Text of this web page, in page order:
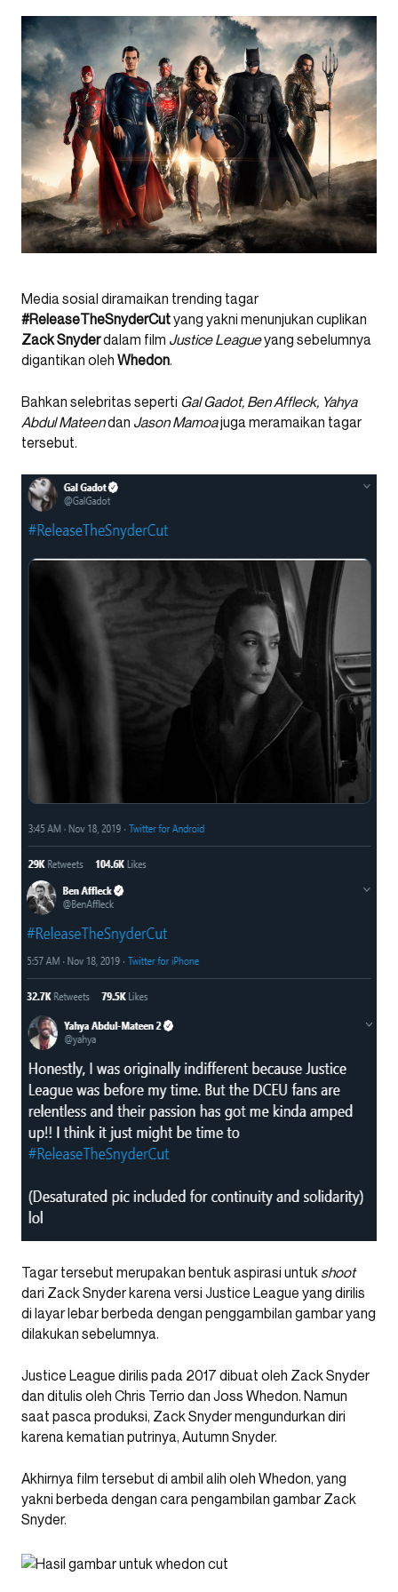
Media sosial diramaikan trending tagar
#ReleaseTheSnyderCutyang yakni menunjukan cuplikan
Zack Snyderdalam film Justice Leagueyang sebelumnya
digantikan oleh Whedon.
Bahkan selebritas seperti Gal Gadot, Ben Affleck, Yahya
Abdul Mateendan Jason Mamoajuga meramaikan tagar
tersebut.
Tagar tersebut merupakan bentuk aspirasi untuk shoot
dari Zack Snyder karena versi Justice League yang dirilis
di layar lebar berbeda dengan penggambilan gambar yang
dilakukan sebelumnya.
Justice League dirilis pada 2017 dibuat oleh Zack Snyder
dan ditulis oleh Chris Terrio dan Joss Whedon. Namun
saat pasca produksi, Zack Snyder mengundurkan diri
karena kematian putrinya, Autumn Snyder.
Akhirnya film tersebut di ambil alih oleh Whedon, yang
yakni berbeda dengan cara pengambilan gambar Zack
Snyder.